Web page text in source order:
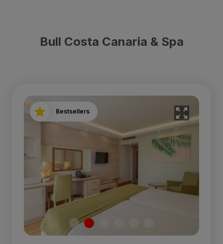
Bull Costa Canaria & Spa
Bestsellers